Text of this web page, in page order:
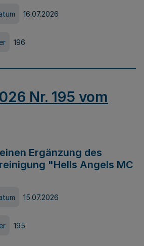
16.07.2026
196
Nr. 195 vom
Ergänzung des
"Hells Angels MC
15.07.2026
195